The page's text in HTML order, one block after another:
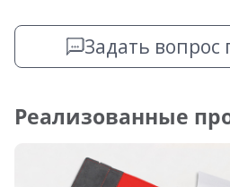
Задать вопрос
Реализованные